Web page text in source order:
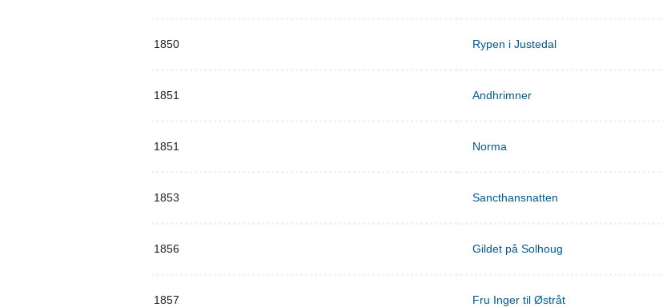
1850 Rypen i Justedal
1851 Andhrimner
1851 Norma
1853 Sancthansnatten
1856 Gildet på Solhoug
1857 Fru Inger til Østråt